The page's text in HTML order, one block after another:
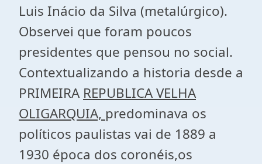
Luis Inácio da Silva (metalúrgico).
Observei que foram poucos
presidentes que pensou no social.
Contextualizando a historia desde a
PRIMEIRA REPUBLICA VELHA
OLIGARQUIA, predominava os
políticos paulistas vai de 1889 a
1930 época dos coronéis,os